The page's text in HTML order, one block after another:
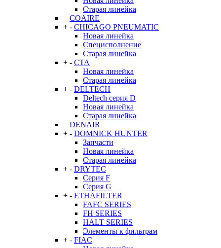
Старая линейка
COAIRE
+ - CHICAGO PNEUMATIC
Новая линейка
Специсполнение
Старая линейка
+ - CTA
Новая линейка
Старая линейка
+ - DELTECH
Deltech серия D
Новая линейка
Старая линейка
DENAIR
+ - DOMNICK HUNTER
Запчасти
Новая линейка
Старая линейка
+ - DRYTEC
Серия F
Серия G
+ - ETHAFILTER
FAFC SERIES
FH SERIES
HALT SERIES
Элементы к фильтрам
+ - FIAC